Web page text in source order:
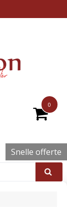
0
Snelle offerte